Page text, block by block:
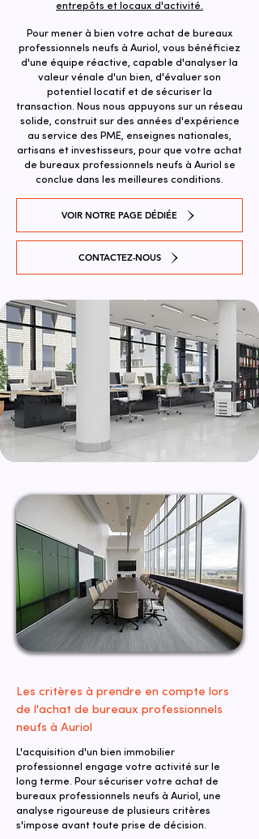
entrepôts et locaux d'activité.
Pour mener à bien votre achat de bureaux
professionnels neufs à Auriol, vous bénéficiez
d'une équipe réactive, capable d'analyser la
valeur vénale d'un bien, d'évaluer son
potentiel locatif et de sécuriser la
transaction. ​Nous nous appuyons sur un réseau
solide, construit sur des années d'expérience
au service des PME, enseignes nationales,
artisans et investisseurs, pour que votre achat
de bureaux professionnels neufs à Auriol se
conclue dans les meilleures conditions.
VOIR NOTRE PAGE DÉDIÉE
CONTACTEZ-NOUS
Les critères à prendre en compte lors
de l'achat de bureaux professionnels
neufs à Auriol
L'acquisition d'un bien immobilier
professionnel engage votre activité sur le
long terme. Pour sécuriser votre achat de
bureaux professionnels neufs à Auriol, une
analyse rigoureuse de plusieurs critères
s'impose avant toute prise de décision.